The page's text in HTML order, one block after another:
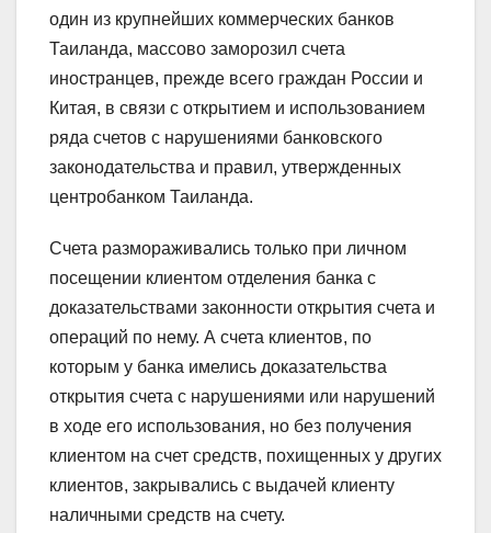
один из крупнейших коммерческих банков
Таиланда, массово заморозил счета
иностранцев, прежде всего граждан России и
Китая, в связи с открытием и использованием
ряда счетов с нарушениями банковского
законодательства и правил, утвержденных
центробанком Таиланда.
Счета размораживались только при личном
посещении клиентом отделения банка с
доказательствами законности открытия счета и
операций по нему. А счета клиентов, по
которым у банка имелись доказательства
открытия счета с нарушениями или нарушений
в ходе его использования, но без получения
клиентом на счет средств, похищенных у других
клиентов, закрывались с выдачей клиенту
наличными средств на счету.